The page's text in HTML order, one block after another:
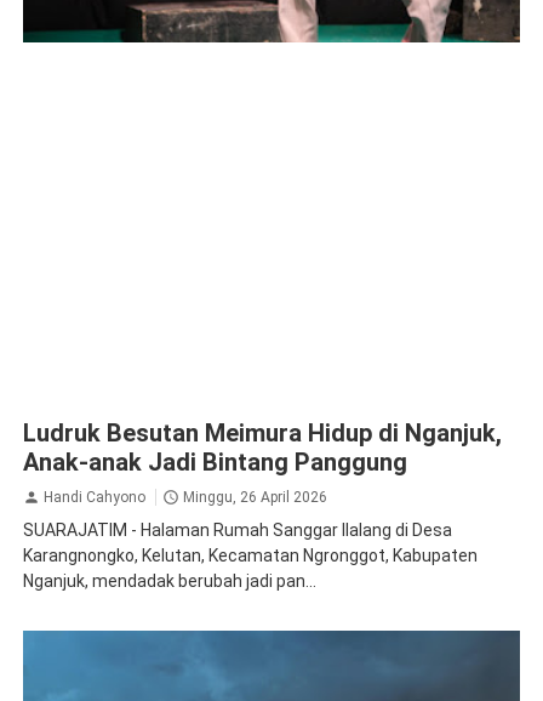
Ludruk Besutan Meimura Hidup di Nganjuk,
Anak-anak Jadi Bintang Panggung
Handi Cahyono Minggu, 26 April 2026
SUARAJATIM - Halaman Rumah Sanggar Ilalang di Desa
Karangnongko, Kelutan, Kecamatan Ngronggot, Kabupaten
Nganjuk, mendadak berubah jadi pan...